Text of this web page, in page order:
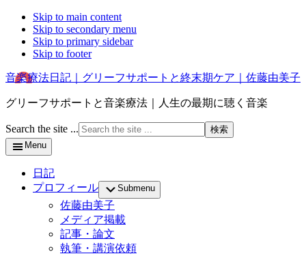
Skip to main content
Skip to secondary menu
Skip to primary sidebar
Skip to footer
音楽療法日記｜グリーフサポートと終末期ケア｜佐藤由美子
グリーフサポートと音楽療法｜人生の最期に聴く音楽
Search the site ...
Menu
日記
プロフィール
Submenu
佐藤由美子
メディア掲載
記事・論文
執筆・講演依頼